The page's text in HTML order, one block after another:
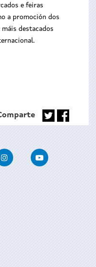
e feiras
a promoción dos
destacados
InstagramYoutube